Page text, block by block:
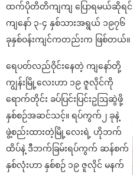
ထက်ပိုတိတိကျကျ ပြောရမယ်ဆိုရင်
ကျနော် ၃-၄ နှစ်သားအရွယ် ၁၉၇၆
ခုနှစ်ဝန်းကျင်ကတည်းက ဖြစ်တယ်။
ရေပတ်လည်ဝိုင်းနေတဲ့ ကျနော်တို့
ကျွန်းမြို့လေးဟာ ၁၉ ဇူလိုင်ကို
ရောက်တိုင်း ခပ်ပြင်းပြင်းဥဩဆွဲဖို့
နှစ်စဉ်အဆင်သင့်။ ရပ်ကွက်၂ ခုနဲ့
ဖွဲ့စည်းထားတဲ့မြို့လေးရဲ့ ဟိုဘက်
ထိပ်နဲ့ ဒီဘက်ခြမ်းရပ်ကွက် ဆန်စက်
နှစ်လုံးဟာ နှစ်စဉ် ၁၉ ဇူလိုင် မနက်